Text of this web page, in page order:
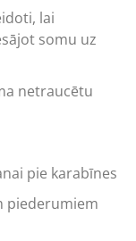
lai
somu uz
netraucētu
pie karabīnes
piederumiem